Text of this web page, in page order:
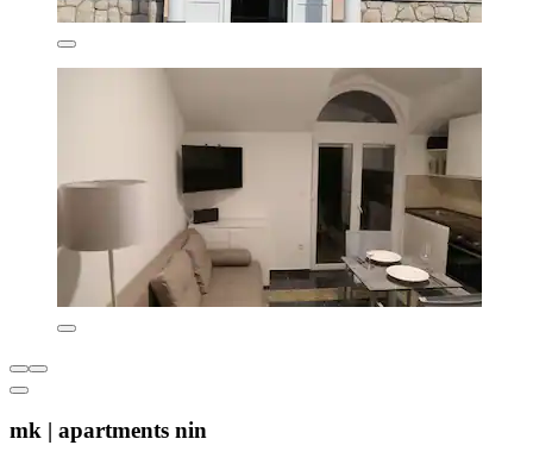
mk | apartments nin